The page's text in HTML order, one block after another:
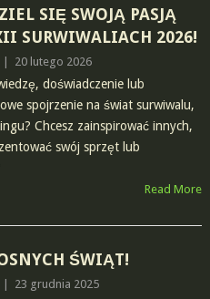
SIĘ SWOJĄ PASJĄ
SURWIWALIACH 2026!
20 lutego 2026
doświadczenie lub
spojrzenie na świat surwiwalu,
Chcesz zainspirować innych,
swój sprzęt lub
Read More
ŚWIĄT!
23 grudnia 2025